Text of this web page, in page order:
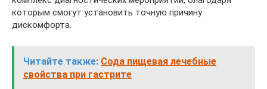
которым смогут установить точную причину
дискомфорта.
Читайте также: Сода пищевая лечебные
свойства при гастрите